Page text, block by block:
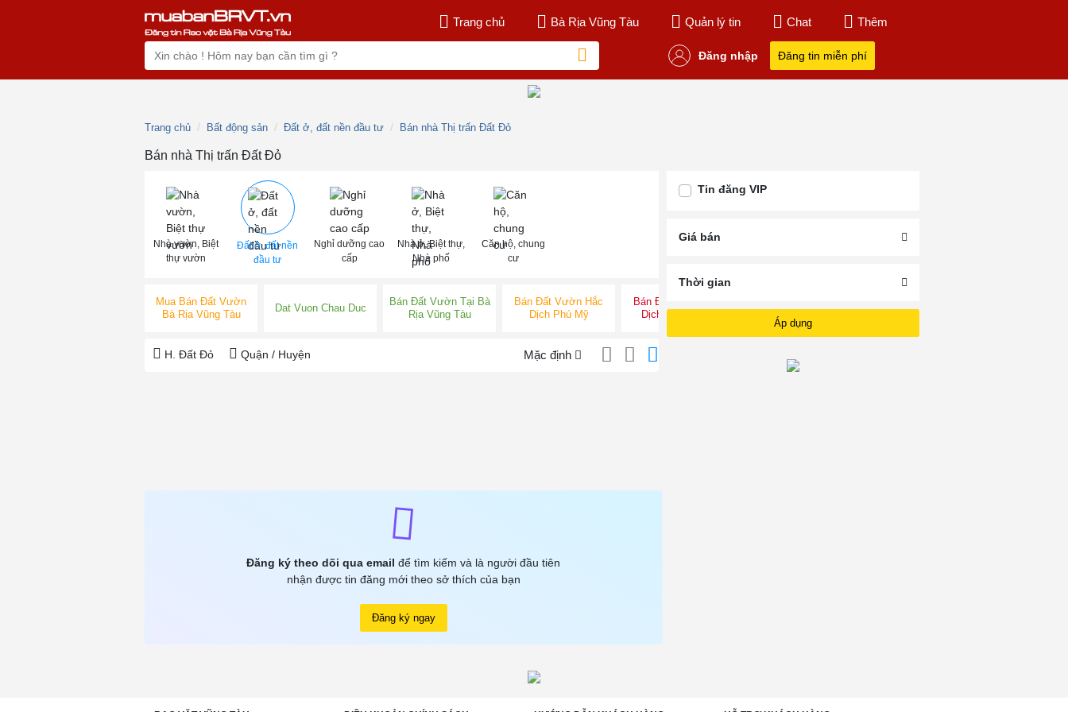
Trang chủ Bà Rịa Vũng Tàu Quản lý tin Chat Thêm
Đăng nhập Đăng tin miễn phí
Trang chủ Bất động sản Đất ở, đất nền đầu tư Bán nhà Thị trấn Đất Đỏ
Bán nhà Thị trấn Đất Đỏ
Nhà vườn, Biệt
thự vườn
Đất ở, đất nền
đầu tư
Nghỉ dưỡng cao
cấp
Nhà ở, Biệt thự,
Nhà phố
Căn hộ, chung
cư
Mua Bán Đất Vườn
Bà Rịa Vũng Tàu
Dat Vuon Chau Duc
Bán Đất Vườn Tại Bà
Rịa Vũng Tàu
Bán Đất Vườn Hắc
Dịch Phú Mỹ
Bán Đất Vườn Hắc
Dịch Tân Thành
Bán Đất Vườn Bà Rịa
Rịa
H. Đất Đỏ Quận / Huyện Mặc định
Đăng ký theo dõi qua email để tìm kiếm và là người đầu tiên
nhận được tin đăng mới theo sở thích của bạn
Đăng ký ngay
Tin đăng VIP
Giá bán
Thời gian
Áp dụng